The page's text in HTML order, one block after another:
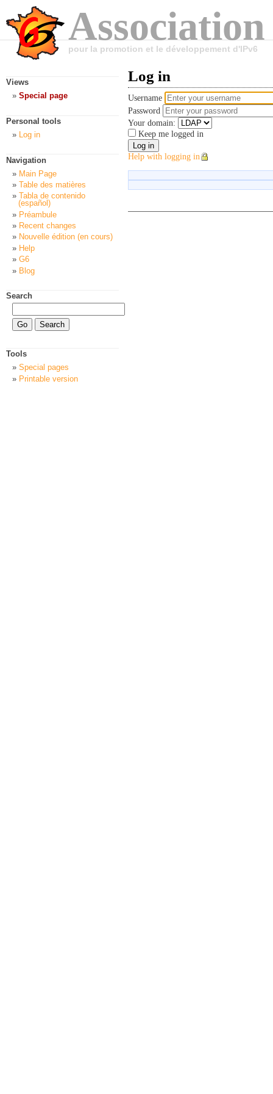
pour la promotion et le développement d'IPv6
Log in
Username
Password
Your domain:
Keep me logged in
Help with logging in
Views
Special page
Personal tools
Log in
Navigation
Main Page
Table des matières
Tabla de contenido
(español)
Préambule
Recent changes
Nouvelle édition (en cours)
Help
G6
Blog
Search
Tools
Special pages
Printable version